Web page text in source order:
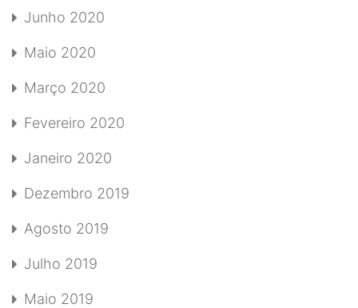
Junho 2020
Maio 2020
Março 2020
Fevereiro 2020
Janeiro 2020
Dezembro 2019
Agosto 2019
Julho 2019
Maio 2019